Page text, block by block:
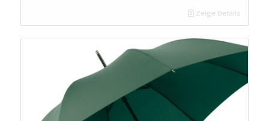
Zeige Details